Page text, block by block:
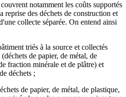
notamment les coûts supportés
reprise des déchets de construction et
collecte séparée. On entend ainsi
triés à la source et collectés
de papier, de métal, de
fraction minérale et de plâtre) et
déchets ;
de papier, de métal, de plastique,